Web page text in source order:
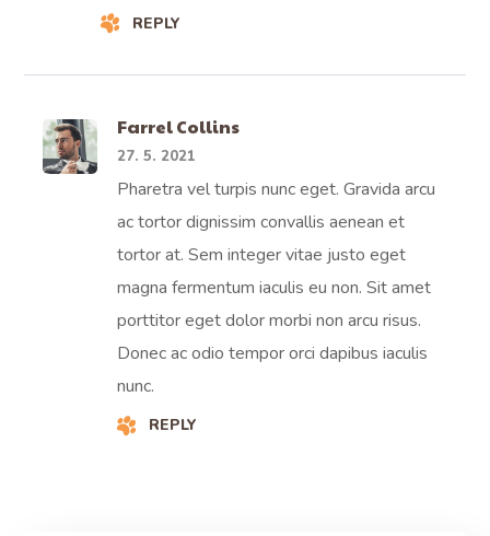
REPLY
Farrel Collins
27. 5. 2021
Pharetra vel turpis nunc eget. Gravida arcu
ac tortor dignissim convallis aenean et
tortor at. Sem integer vitae justo eget
magna fermentum iaculis eu non. Sit amet
porttitor eget dolor morbi non arcu risus.
Donec ac odio tempor orci dapibus iaculis
nunc.
REPLY